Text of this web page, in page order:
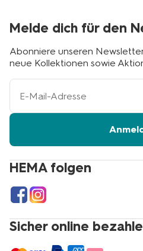
HEMA folgen
Sicher online
Melde dich für den
Abonniere unseren
neue Kollektionen sowie
Ihre
Adresse